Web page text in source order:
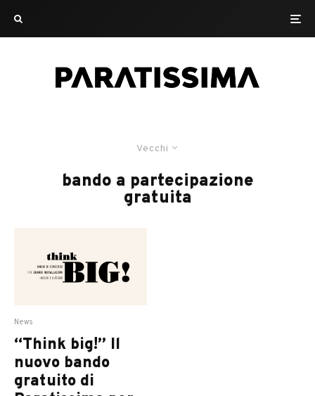
Vecchi
bando a partecipazione
gratuita
News
“Think big!” Il
nuovo bando
gratuito di